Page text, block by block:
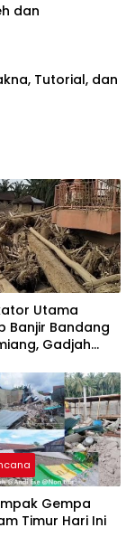
dan
Tutorial, dan
Utama
Banjir Bandang
Gadjah
Gempa
Timur Hari Ini